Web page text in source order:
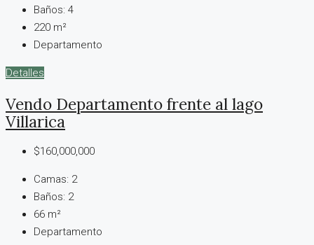
Baños: 4
220 m²
Departamento
Detalles
Vendo Departamento frente al lago
Villarica
$160,000,000
Camas: 2
Baños: 2
66 m²
Departamento